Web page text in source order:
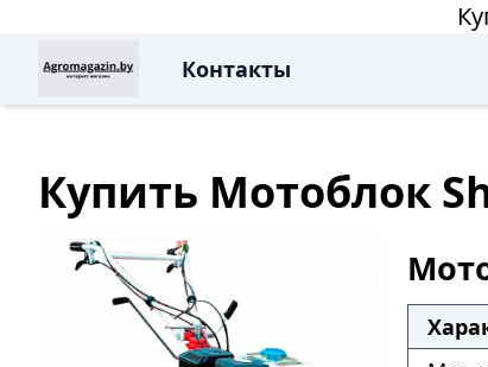
Контакты
Купить Мотоблок